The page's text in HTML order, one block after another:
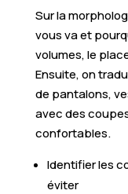
Sur la
vous va et
volumes, le
Ensuite, on
de pantalons,
avec des
confortables.
Identifier les
éviter